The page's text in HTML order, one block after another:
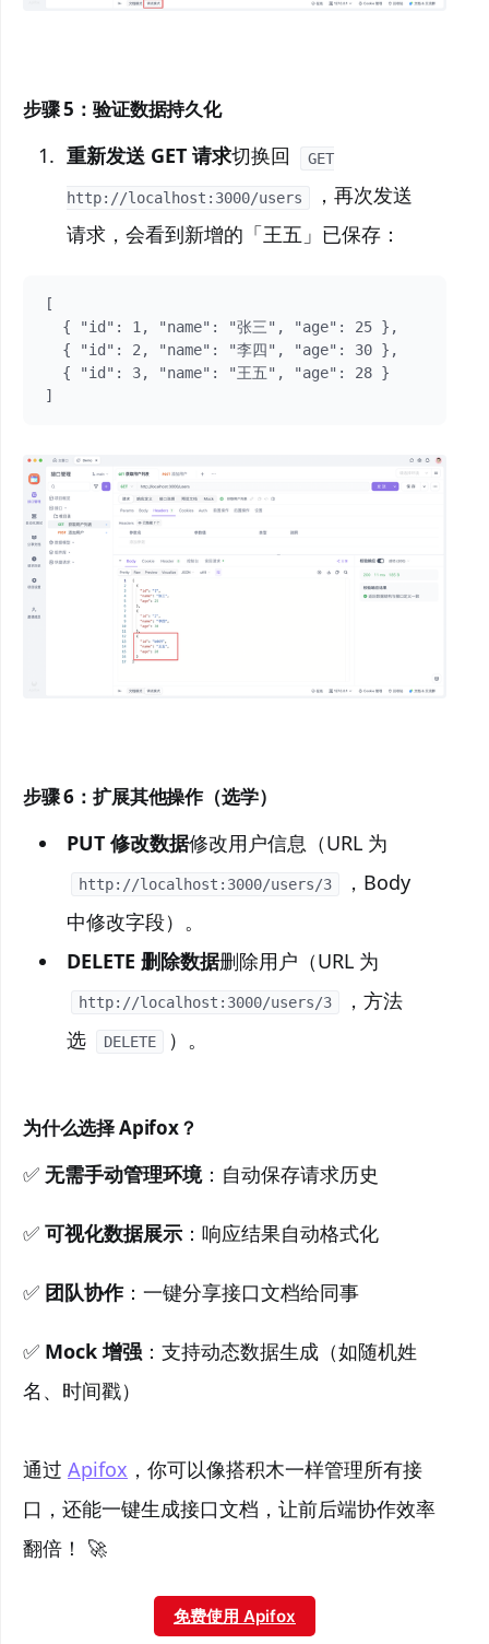
步骤 5：验证数据持久化
重新发送 GET 请求切换回 GET
http://localhost:3000/users
，再次发送
请求，会看到新增的「王五」已保存：
[
  { "id": 1, "name": "张三", "age": 25 },
  { "id": 2, "name": "李四", "age": 30 },
  { "id": 3, "name": "王五", "age": 28 }
]
步骤 6：扩展其他操作（选学）
PUT 修改数据修改用户信息（URL 为
http://localhost:3000/users/3
，Body
中修改字段）。
DELETE 删除数据删除用户（URL 为
http://localhost:3000/users/3
，方法
选
DELETE ）。
为什么选择 Apifox？
✅ 无需手动管理环境：自动保存请求历史
✅ 可视化数据展示 ：响应结果自动格式化
✅ 团队协作：一键分享接口文档给同事
✅ Mock 增强 ：支持动态数据生成（如随机姓
名、时间戳）
通过 Apifox ，你可以像搭积木一样管理所有接
口，还能一键生成接口文档，让前后端协作效率
翻倍！ 🚀
免费使用 Apifox